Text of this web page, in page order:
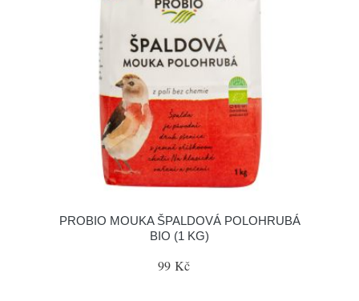
PROBIO MOUKA ŠPALDOVÁ POLOHRUBÁ
BIO (1 KG)
99 Kč